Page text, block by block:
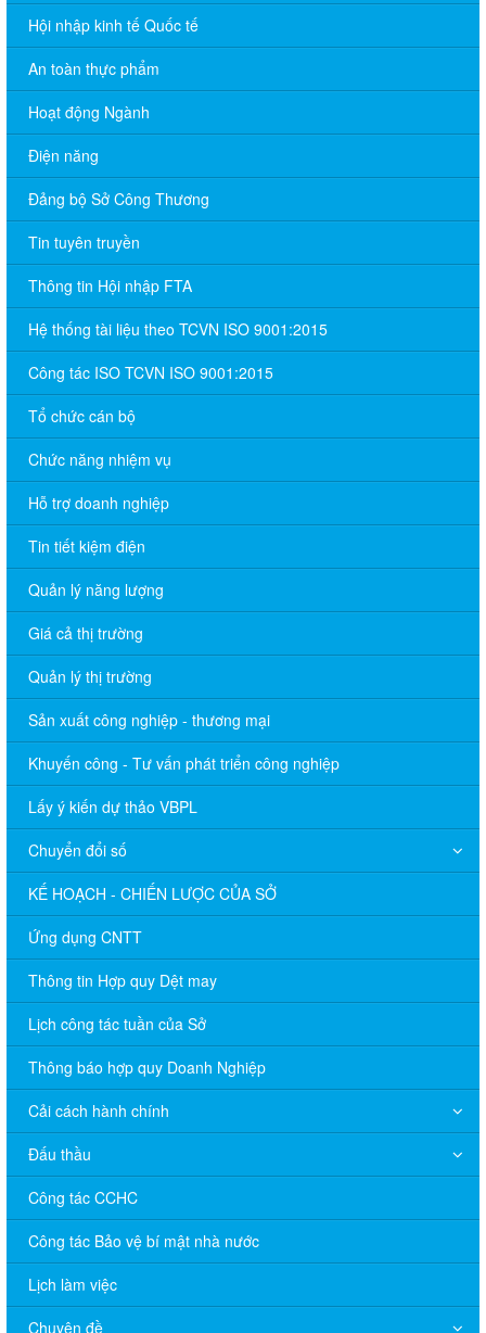
Hội nhập kinh tế Quốc tế
An toàn thực phẩm
Hoạt động Ngành
Điện năng
Đảng bộ Sở Công Thương
Tin tuyên truyền
Thông tin Hội nhập FTA
Hệ thống tài liệu theo TCVN ISO 9001:2015
Công tác ISO TCVN ISO 9001:2015
Tổ chức cán bộ
Chức năng nhiệm vụ
Hỗ trợ doanh nghiệp
Tin tiết kiệm điện
Quản lý năng lượng
Giá cả thị trường
Quản lý thị trường
Sản xuất công nghiệp - thương mại
Khuyến công - Tư vấn phát triển công nghiệp
Lấy ý kiến dự thảo VBPL
Chuyển đổi số
KẾ HOẠCH - CHIẾN LƯỢC CỦA SỞ
Ứng dụng CNTT
Thông tin Hợp quy Dệt may
Lịch công tác tuần của Sở
Thông báo hợp quy Doanh Nghiệp
Cải cách hành chính
Đấu thầu
Công tác CCHC
Công tác Bảo vệ bí mật nhà nước
Lịch làm việc
Chuyên đề